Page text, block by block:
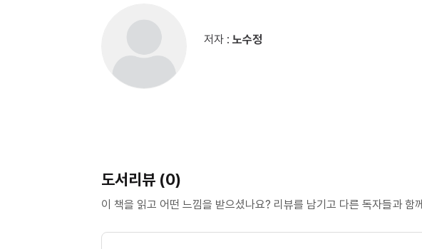
저자 : 노수정
도서리뷰 (0)
이 책을 읽고 어떤 느낌을 받으셨나요? 리뷰를 남기고 다른 독자들과 함